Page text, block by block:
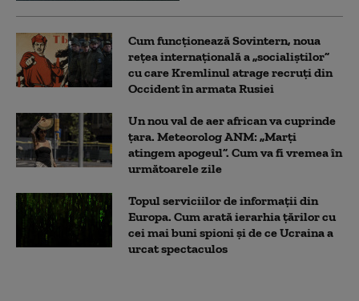
Cum funcționează Sovintern, noua
rețea internațională a „socialiștilor”
cu care Kremlinul atrage recruți din
Occident în armata Rusiei
Un nou val de aer african va cuprinde
țara. Meteorolog ANM: „Marți
atingem apogeul”. Cum va fi vremea în
următoarele zile
Topul serviciilor de informații din
Europa. Cum arată ierarhia țărilor cu
cei mai buni spioni și de ce Ucraina a
urcat spectaculos